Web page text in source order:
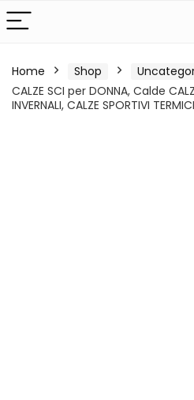
Home Shop
CALZE SCI per DONNA, Calde
INVERNALI, CALZE SPORTIVI